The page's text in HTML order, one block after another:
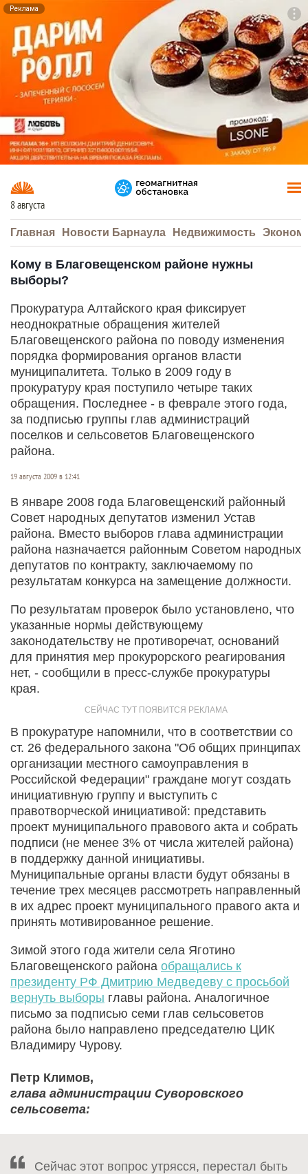
Реклама
8 августа
Главная Новости Барнаула Недвижимость
Кому в Благовещенском районе нужны
выборы?
Прокуратура Алтайского края фиксирует
неоднократные обращения жителей
Благовещенского района по поводу изменения
порядка формирования органов власти
муниципалитета. Только в 2009 году в
прокуратуру края поступило четыре таких
обращения. Последнее - в феврале этого года,
за подписью группы глав администраций
поселков и сельсоветов Благовещенского
района.
19 августа 2009 в 12:41
В январе 2008 года Благовещенский районный
Совет народных депутатов изменил Устав
района. Вместо выборов глава администрации
района назначается районным Советом народных
депутатов по контракту, заключаемому по
результатам конкурса на замещение должности.
По результатам проверок было установлено, что
указанные нормы действующему
законодательству не противоречат, оснований
для принятия мер прокурорского реагирования
нет, - сообщили в пресс-службе прокуратуры
края.
В прокуратуре напомнили, что в соответствии со
ст. 26 федерального закона "Об общих принципах
организации местного самоуправления в
Российской Федерации" граждане могут создать
инициативную группу и выступить с
правотворческой инициативой: представить
проект муниципального правового акта и собрать
подписи (не менее 3% от числа жителей района)
в поддержку данной инициативы.
Муниципальные органы власти будут обязаны в
течение трех месяцев рассмотреть направленный
в их адрес проект муниципального правого акта и
принять мотивированное решение.
Зимой этого года жители села Яготино
Благовещенского района обращались к
президенту РФ Дмитрию Медведеву с просьбой
вернуть выборы главы района. Аналогичное
письмо за подписью семи глав сельсоветов
района было направлено председателю ЦИК
Владимиру Чурову.
Петр Климов,
глава администрации Суворовского
сельсовета:
Сейчас этот вопрос утрясся, перестал быть